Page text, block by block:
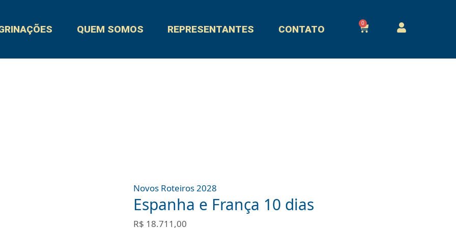
QUEM SOMOS REPRESENTANTES CONTATO
0
Cart
Novos Roteiros 2028
Espanha e França 10 dias
R$ 18.711,00
França